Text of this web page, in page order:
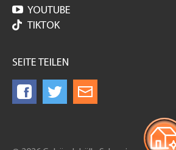
 YOUTUBE
TIKTOK
SEITE TEILEN